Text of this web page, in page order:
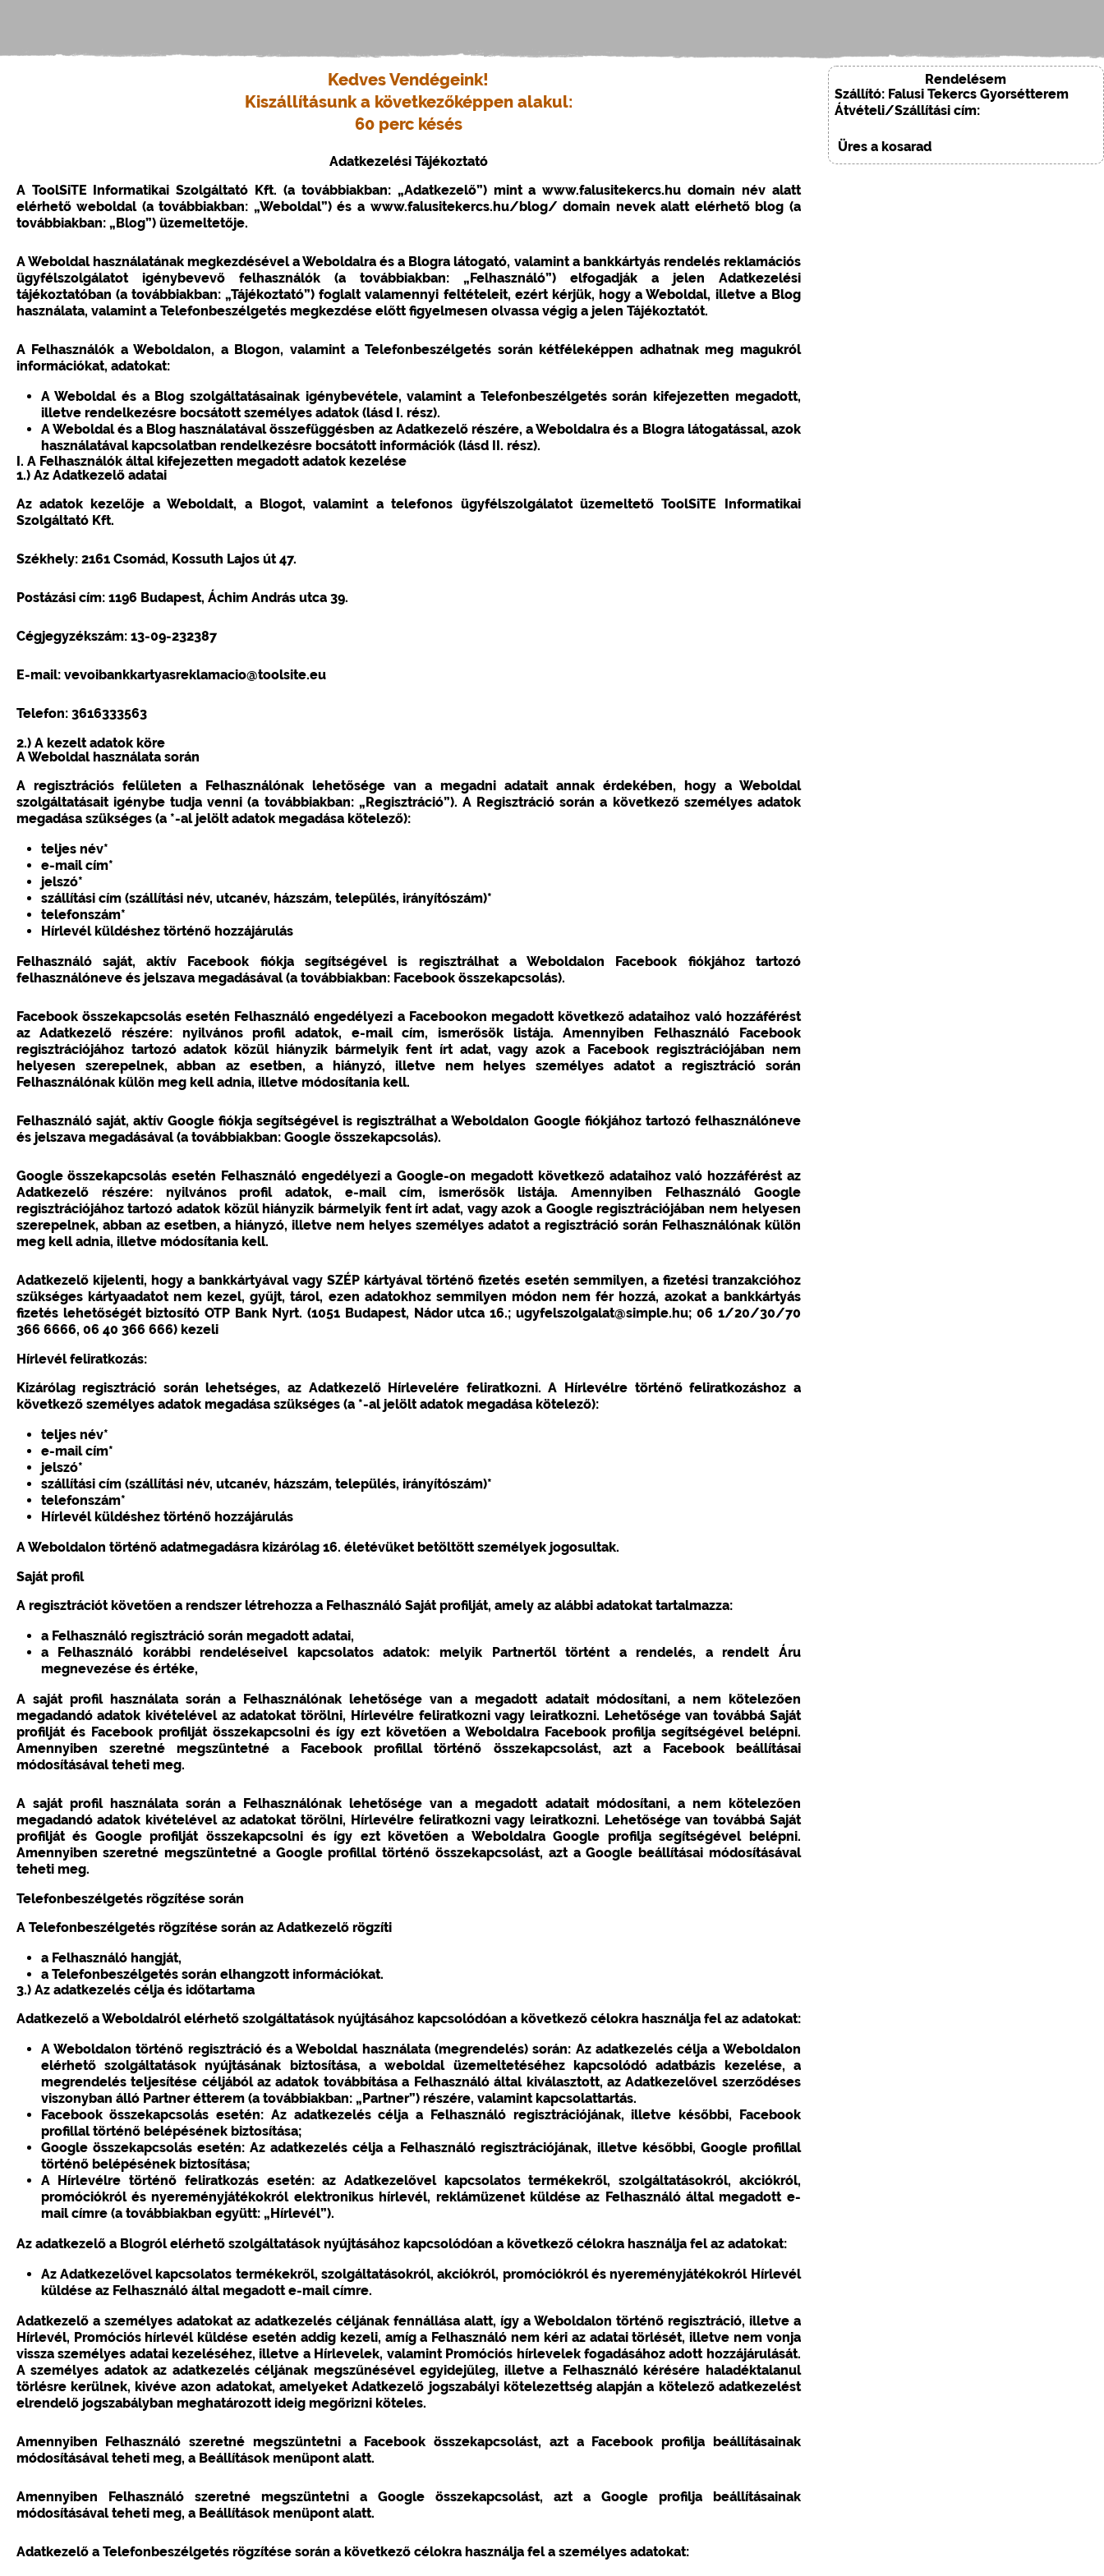
Kedves Vendégeink!
Kiszállításunk a következőképpen alakul:
60 perc késés
Adatkezelési Tájékoztató
A ToolSiTE Informatikai Szolgáltató Kft. (a továbbiakban: „Adatkezelő”) mint a www.falusitekercs.hu domain név alatt
elérhető weboldal (a továbbiakban: „Weboldal”) és a www.falusitekercs.hu/blog/ domain nevek alatt elérhető blog (a
továbbiakban: „Blog”) üzemeltetője.
A Weboldal használatának megkezdésével a Weboldalra és a Blogra látogató, valamint a bankkártyás rendelés reklamációs
ügyfélszolgálatot igénybevevő felhasználók (a továbbiakban: „Felhasználó”) elfogadják a jelen Adatkezelési
tájékoztatóban (a továbbiakban: „Tájékoztató”) foglalt valamennyi feltételeit, ezért kérjük, hogy a Weboldal, illetve a Blog
használata, valamint a Telefonbeszélgetés megkezdése előtt figyelmesen olvassa végig a jelen Tájékoztatót.
A Felhasználók a Weboldalon, a Blogon, valamint a Telefonbeszélgetés során kétféleképpen adhatnak meg magukról
információkat, adatokat:
A Weboldal és a Blog szolgáltatásainak igénybevétele, valamint a Telefonbeszélgetés során kifejezetten megadott,
illetve rendelkezésre bocsátott személyes adatok (lásd I. rész).
A Weboldal és a Blog használatával összefüggésben az Adatkezelő részére, a Weboldalra és a Blogra látogatással, azok
használatával kapcsolatban rendelkezésre bocsátott információk (lásd II. rész).
I. A Felhasználók által kifejezetten megadott adatok kezelése
1.) Az Adatkezelő adatai
Az adatok kezelője a Weboldalt, a Blogot, valamint a telefonos ügyfélszolgálatot üzemeltető ToolSiTE Informatikai
Szolgáltató Kft.
Székhely: 2161 Csomád, Kossuth Lajos út 47.
Postázási cím: 1196 Budapest, Áchim András utca 39.
Cégjegyzékszám: 13-09-232387
E-mail: vevoibankkartyasreklamacio@toolsite.eu
Telefon: 3616333563
2.) A kezelt adatok köre
A Weboldal használata során
A regisztrációs felületen a Felhasználónak lehetősége van a megadni adatait annak érdekében, hogy a Weboldal
szolgáltatásait igénybe tudja venni (a továbbiakban: „Regisztráció”). A Regisztráció során a következő személyes adatok
megadása szükséges (a *-al jelölt adatok megadása kötelező):
teljes név*
e-mail cím*
jelszó*
szállítási cím (szállítási név, utcanév, házszám, település, irányítószám)*
telefonszám*
Hírlevél küldéshez történő hozzájárulás
Felhasználó saját, aktív Facebook fiókja segítségével is regisztrálhat a Weboldalon Facebook fiókjához tartozó
felhasználóneve és jelszava megadásával (a továbbiakban: Facebook összekapcsolás).
Facebook összekapcsolás esetén Felhasználó engedélyezi a Facebookon megadott következő adataihoz való hozzáférést
az Adatkezelő részére: nyilvános profil adatok, e-mail cím, ismerősök listája. Amennyiben Felhasználó Facebook
regisztrációjához tartozó adatok közül hiányzik bármelyik fent írt adat, vagy azok a Facebook regisztrációjában nem
helyesen szerepelnek, abban az esetben, a hiányzó, illetve nem helyes személyes adatot a regisztráció során
Felhasználónak külön meg kell adnia, illetve módosítania kell.
Felhasználó saját, aktív Google fiókja segítségével is regisztrálhat a Weboldalon Google fiókjához tartozó felhasználóneve
és jelszava megadásával (a továbbiakban: Google összekapcsolás).
Google összekapcsolás esetén Felhasználó engedélyezi a Google-on megadott következő adataihoz való hozzáférést az
Adatkezelő részére: nyilvános profil adatok, e-mail cím, ismerősök listája. Amennyiben Felhasználó Google
regisztrációjához tartozó adatok közül hiányzik bármelyik fent írt adat, vagy azok a Google regisztrációjában nem helyesen
szerepelnek, abban az esetben, a hiányzó, illetve nem helyes személyes adatot a regisztráció során Felhasználónak külön
meg kell adnia, illetve módosítania kell.
Adatkezelő kijelenti, hogy a bankkártyával vagy SZÉP kártyával történő fizetés esetén semmilyen, a fizetési tranzakcióhoz
szükséges kártyaadatot nem kezel, gyűjt, tárol, ezen adatokhoz semmilyen módon nem fér hozzá, azokat a bankkártyás
fizetés lehetőségét biztosító OTP Bank Nyrt. (1051 Budapest, Nádor utca 16.; ugyfelszolgalat@simple.hu; 06 1/20/30/70
366 6666, 06 40 366 666) kezeli
Hírlevél feliratkozás:
Kizárólag regisztráció során lehetséges, az Adatkezelő Hírlevelére feliratkozni. A Hírlevélre történő feliratkozáshoz a
következő személyes adatok megadása szükséges (a *-al jelölt adatok megadása kötelező):
teljes név*
e-mail cím*
jelszó*
szállítási cím (szállítási név, utcanév, házszám, település, irányítószám)*
telefonszám*
Hírlevél küldéshez történő hozzájárulás
A Weboldalon történő adatmegadásra kizárólag 16. életévüket betöltött személyek jogosultak.
Saját profil
A regisztrációt követően a rendszer létrehozza a Felhasználó Saját profilját, amely az alábbi adatokat tartalmazza:
a Felhasználó regisztráció során megadott adatai,
a Felhasználó korábbi rendeléseivel kapcsolatos adatok: melyik Partnertől történt a rendelés, a rendelt Áru
megnevezése és értéke,
A saját profil használata során a Felhasználónak lehetősége van a megadott adatait módosítani, a nem kötelezően
megadandó adatok kivételével az adatokat törölni, Hírlevélre feliratkozni vagy leiratkozni. Lehetősége van továbbá Saját
profilját és Facebook profilját összekapcsolni és így ezt követően a Weboldalra Facebook profilja segítségével belépni.
Amennyiben szeretné megszüntetné a Facebook profillal történő összekapcsolást, azt a Facebook beállításai
módosításával teheti meg.
A saját profil használata során a Felhasználónak lehetősége van a megadott adatait módosítani, a nem kötelezően
megadandó adatok kivételével az adatokat törölni, Hírlevélre feliratkozni vagy leiratkozni. Lehetősége van továbbá Saját
profilját és Google profilját összekapcsolni és így ezt követően a Weboldalra Google profilja segítségével belépni.
Amennyiben szeretné megszüntetné a Google profillal történő összekapcsolást, azt a Google beállításai módosításával
teheti meg.
Telefonbeszélgetés rögzítése során
A Telefonbeszélgetés rögzítése során az Adatkezelő rögzíti
a Felhasználó hangját,
a Telefonbeszélgetés során elhangzott információkat.
3.) Az adatkezelés célja és időtartama
Adatkezelő a Weboldalról elérhető szolgáltatások nyújtásához kapcsolódóan a következő célokra használja fel az adatokat:
A Weboldalon történő regisztráció és a Weboldal használata (megrendelés) során: Az adatkezelés célja a Weboldalon
elérhető szolgáltatások nyújtásának biztosítása, a weboldal üzemeltetéséhez kapcsolódó adatbázis kezelése, a
megrendelés teljesítése céljából az adatok továbbítása a Felhasználó által kiválasztott, az Adatkezelővel szerződéses
viszonyban álló Partner étterem (a továbbiakban: „Partner”) részére, valamint kapcsolattartás.
Facebook összekapcsolás esetén: Az adatkezelés célja a Felhasználó regisztrációjának, illetve későbbi, Facebook
profillal történő belépésének biztosítása;
Google összekapcsolás esetén: Az adatkezelés célja a Felhasználó regisztrációjának, illetve későbbi, Google profillal
történő belépésének biztosítása;
A Hírlevélre történő feliratkozás esetén: az Adatkezelővel kapcsolatos termékekről, szolgáltatásokról, akciókról,
promóciókról és nyereményjátékokról elektronikus hírlevél, reklámüzenet küldése az Felhasználó által megadott e-
mail címre (a továbbiakban együtt: „Hírlevél”).
Az adatkezelő a Blogról elérhető szolgáltatások nyújtásához kapcsolódóan a következő célokra használja fel az adatokat:
Az Adatkezelővel kapcsolatos termékekről, szolgáltatásokról, akciókról, promóciókról és nyereményjátékokról Hírlevél
küldése az Felhasználó által megadott e-mail címre.
Adatkezelő a személyes adatokat az adatkezelés céljának fennállása alatt, így a Weboldalon történő regisztráció, illetve a
Hírlevél, Promóciós hírlevél küldése esetén addig kezeli, amíg a Felhasználó nem kéri az adatai törlését, illetve nem vonja
vissza személyes adatai kezeléséhez, illetve a Hírlevelek, valamint Promóciós hírlevelek fogadásához adott hozzájárulását.
A személyes adatok az adatkezelés céljának megszűnésével egyidejűleg, illetve a Felhasználó kérésére haladéktalanul
törlésre kerülnek, kivéve azon adatokat, amelyeket Adatkezelő jogszabályi kötelezettség alapján a kötelező adatkezelést
elrendelő jogszabályban meghatározott ideig megőrizni köteles.
Amennyiben Felhasználó szeretné megszüntetni a Facebook összekapcsolást, azt a Facebook profilja beállításainak
módosításával teheti meg, a Beállítások menüpont alatt.
Amennyiben Felhasználó szeretné megszüntetni a Google összekapcsolást, azt a Google profilja beállításainak
módosításával teheti meg, a Beállítások menüpont alatt.
Adatkezelő a Telefonbeszélgetés rögzítése során a következő célokra használja fel a személyes adatokat:
Rendelésem
Szállító: Falusi Tekercs Gyorsétterem
Átvételi/Szállítási cím:
Üres a kosarad